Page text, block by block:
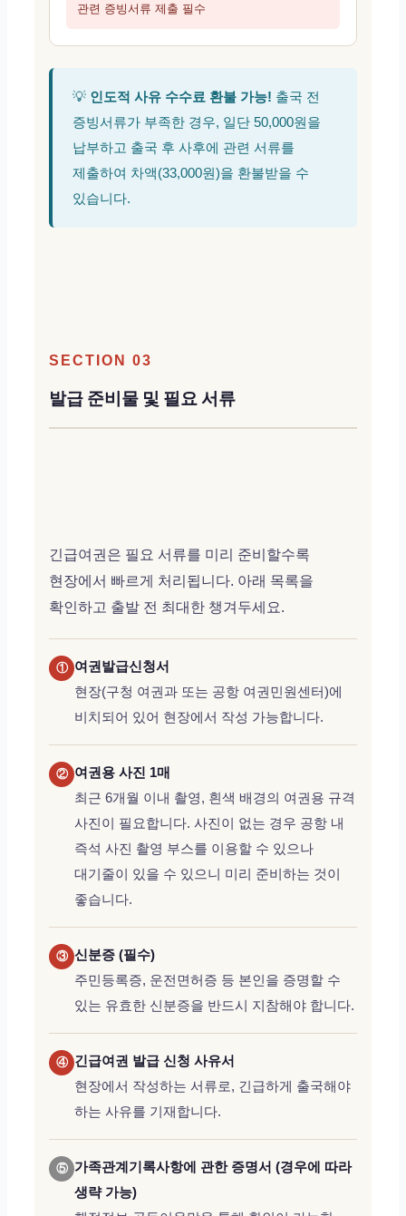
관련 증빙서류 제출 필수
💡 인도적 사유 수수료 환불 가능! 출국 전
증빙서류가 부족한 경우, 일단 50,000원을
납부하고 출국 후 사후에 관련 서류를
제출하여 차액(33,000원)을 환불받을 수
있습니다.
SECTION 03
발급 준비물 및 필요 서류
긴급여권은 필요 서류를 미리 준비할수록
현장에서 빠르게 처리됩니다. 아래 목록을
확인하고 출발 전 최대한 챙겨두세요.
① 여권발급신청서
현장(구청 여권과 또는 공항 여권민원센터)에
비치되어 있어 현장에서 작성 가능합니다.
② 여권용 사진 1매
최근 6개월 이내 촬영, 흰색 배경의 여권용 규격
사진이 필요합니다. 사진이 없는 경우 공항 내
즉석 사진 촬영 부스를 이용할 수 있으나
대기줄이 있을 수 있으니 미리 준비하는 것이
좋습니다.
③ 신분증 (필수)
주민등록증, 운전면허증 등 본인을 증명할 수
있는 유효한 신분증을 반드시 지참해야 합니다.
④ 긴급여권 발급 신청 사유서
현장에서 작성하는 서류로, 긴급하게 출국해야
하는 사유를 기재합니다.
⑤ 가족관계기록사항에 관한 증명서 (경우에 따라
생략 가능)